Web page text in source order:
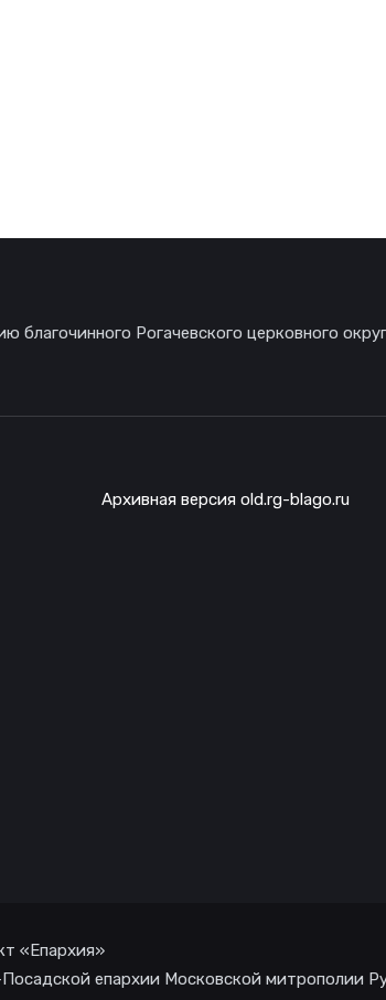
благочинного Рогачевского церковного
Архивная версия old.rg-blago.ru
«Епархия»
епархии Московской митрополии